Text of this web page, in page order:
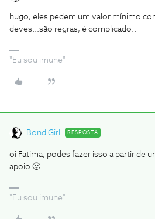
hugo, eles pedem um valor mínimo
deves...são regras, é complicado..
"Eu sou imune"
Bond Girl RESPOSTA
oi Fatima, podes fazer isso a partir de
apoio 🙂
"Eu sou imune"